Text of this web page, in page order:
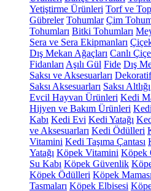
Yetiştirme Ürünleri Torf ve
Gübreler Tohumlar Çim
Tohumları Bitki Tohumları
Sera ve Sera Ekipmanları
Dış Mekan Ağaçları Canlı
Fidanları Aşılı Gül Fide Dış
Saksı ve Aksesuarları Dekoratif
Saksı Aksesuarları Saksı Altlığı
Evcil Hayvan Ürünleri Kedi
Hijyen ve Bakım Ürünleri
Kabı Kedi Evi Kedi Yatağı
ve Aksesuarları Kedi Ödülleri
Vitamini Kedi Taşıma Çantası
Yatağı Köpek Vitamini Köpek
Su Kabı Köpek Güvenlik
Köpek Ödülleri Köpek Maması
Tasmaları Köpek Elbisesi